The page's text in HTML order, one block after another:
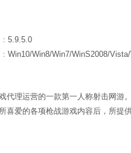
5.9.5.0
Win10/Win8/Win7/WinS2008/
代理运营的一款第一人称射击网游
喜爱的各项枪战游戏内容后，所提